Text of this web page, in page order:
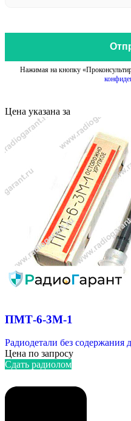
Нажимая на кнопку
Цена указана за
ПМТ-6-3М-1
Радиодетали без содержания
Цена по запросу
Сдать радиолом